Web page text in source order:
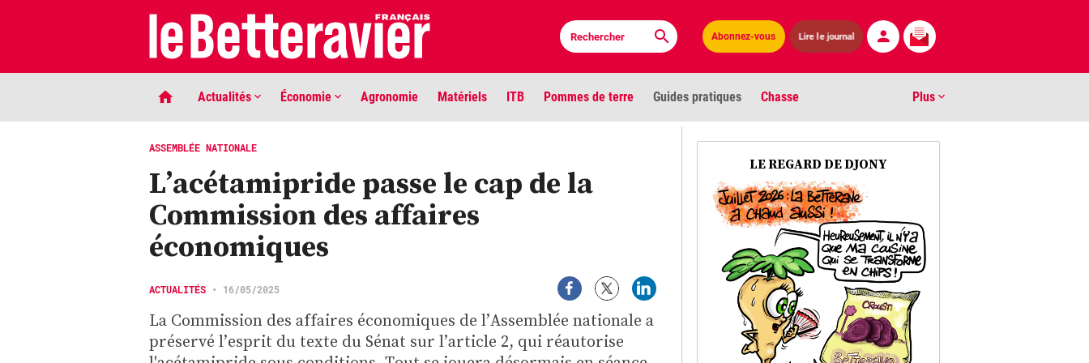
Abonnez-vous Lire le journal
Actualités Économie Agronomie Matériels ITB Pommes de terre Guides pratiques Chasse Plus
LIGNE DE MIRE
Phaco quand tu nous tiens … Les louvetiers devant le Parlement
PLUS
Anciens numéros
Biocarburants
Environnement
Vidéos
Contact
ASSEMBLÉE NATIONALE
L’acétamipride passe le cap de la
Commission des affaires
économiques
ACTUALITÉS • 16/05/2025
La Commission des affaires économiques de l’Assemblée nationale a
préservé l’esprit du texte du Sénat sur l’article 2, qui réautorise
LE REGARD DE DJONY